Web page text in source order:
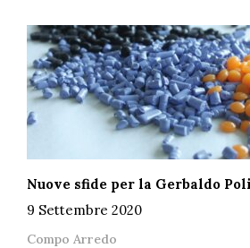
Nuove sfide per la Gerbaldo
9 Settembre 2020
Compo Arredo